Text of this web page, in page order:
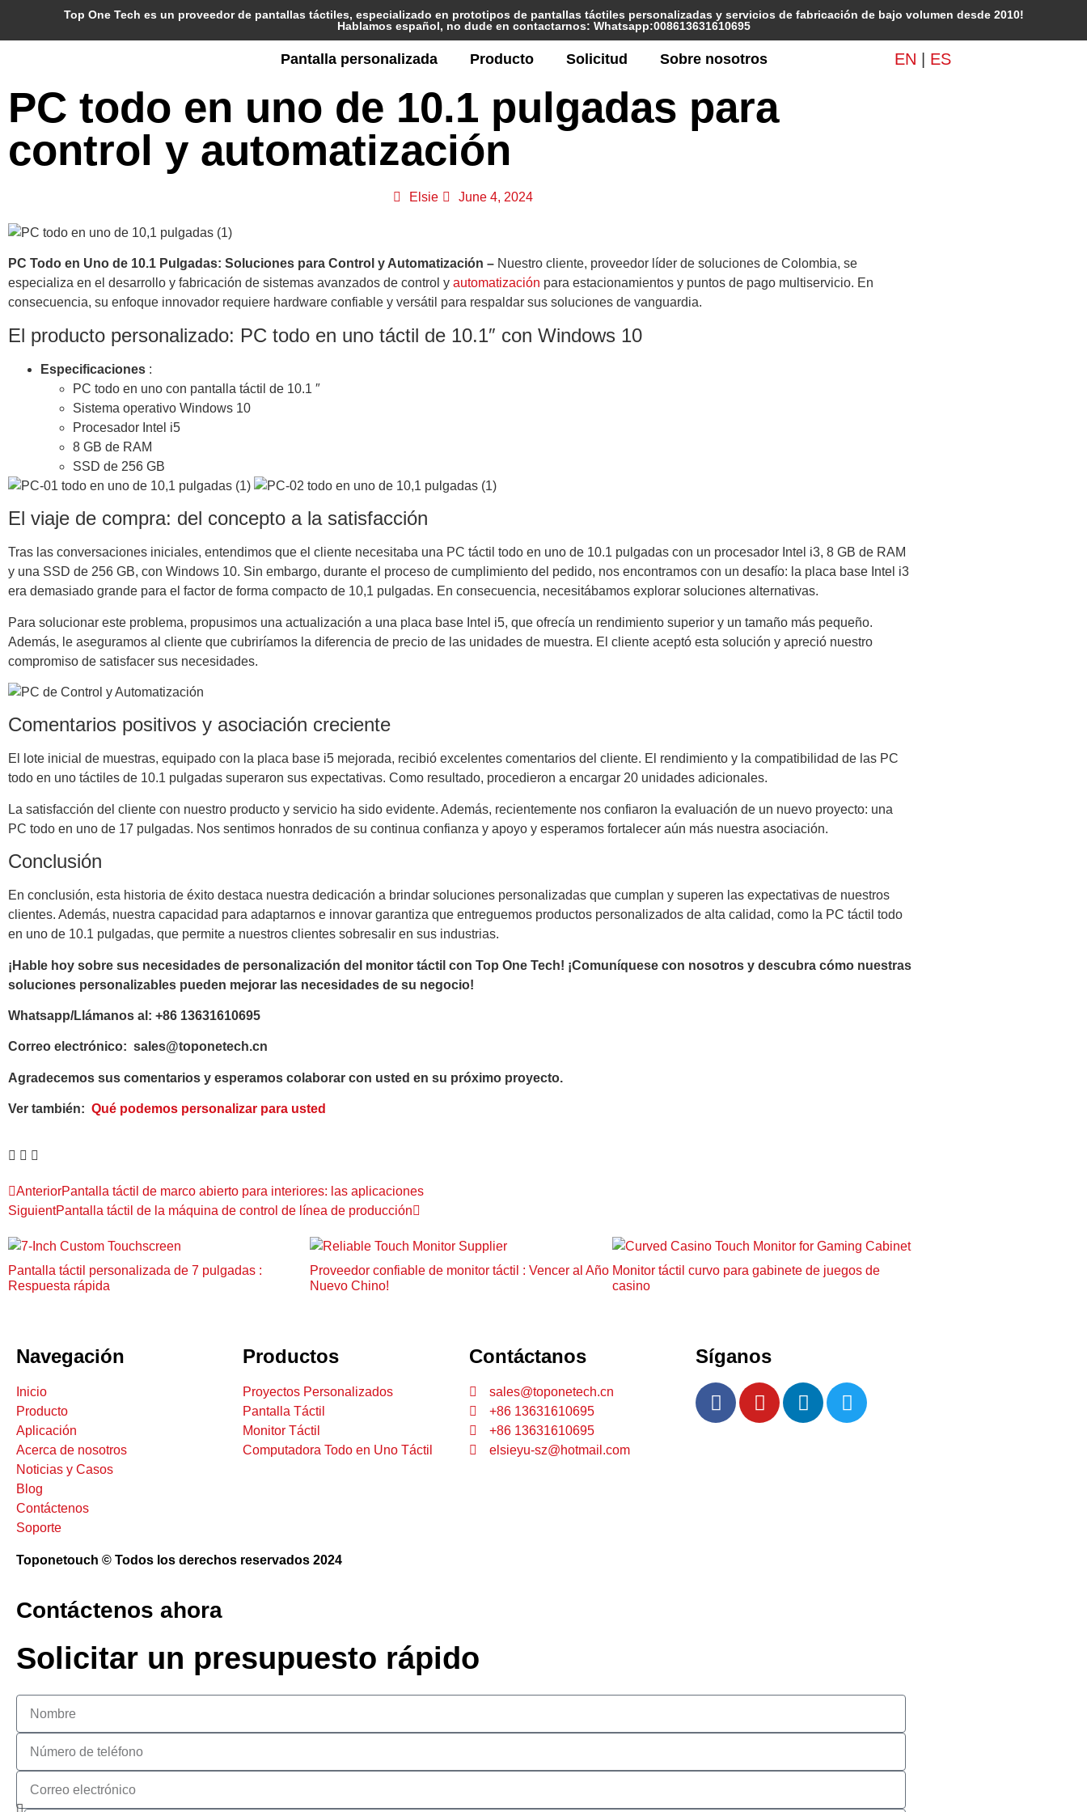
Top One Tech es un proveedor de pantallas táctiles, especializado en prototipos de pantallas táctiles personalizadas y servicios de fabricación de bajo volumen desde 2010!
Hablamos español, no dude en contactarnos: Whatsapp:008613631610695
Pantalla personalizada Producto Solicitud Sobre nosotros EN ES
PC todo en uno de 10.1 pulgadas para
control y automatización
Elsie June 4, 2024
PC Todo en Uno de 10.1 Pulgadas: Soluciones para Control y Automatización – Nuestro cliente, proveedor líder de soluciones de Colombia, se
especializa en el desarrollo y fabricación de sistemas avanzados de control y automatización para estacionamientos y puntos de pago multiservicio. En
consecuencia, su enfoque innovador requiere hardware confiable y versátil para respaldar sus soluciones de vanguardia.
El producto personalizado: PC todo en uno táctil de 10.1″ con Windows 10
Especificaciones :
PC todo en uno con pantalla táctil de 10.1 ″
Sistema operativo Windows 10
Procesador Intel i5
8 GB de RAM
SSD de 256 GB
El viaje de compra: del concepto a la satisfacción
Tras las conversaciones iniciales, entendimos que el cliente necesitaba una PC táctil todo en uno de 10.1 pulgadas con un procesador Intel i3, 8 GB de RAM
y una SSD de 256 GB, con Windows 10. Sin embargo, durante el proceso de cumplimiento del pedido, nos encontramos con un desafío: la placa base Intel i3
era demasiado grande para el factor de forma compacto de 10,1 pulgadas. En consecuencia, necesitábamos explorar soluciones alternativas.
Para solucionar este problema, propusimos una actualización a una placa base Intel i5, que ofrecía un rendimiento superior y un tamaño más pequeño.
Además, le aseguramos al cliente que cubriríamos la diferencia de precio de las unidades de muestra. El cliente aceptó esta solución y apreció nuestro
compromiso de satisfacer sus necesidades.
Comentarios positivos y asociación creciente
El lote inicial de muestras, equipado con la placa base i5 mejorada, recibió excelentes comentarios del cliente. El rendimiento y la compatibilidad de las PC
todo en uno táctiles de 10.1 pulgadas superaron sus expectativas. Como resultado, procedieron a encargar 20 unidades adicionales.
La satisfacción del cliente con nuestro producto y servicio ha sido evidente. Además, recientemente nos confiaron la evaluación de un nuevo proyecto: una
PC todo en uno de 17 pulgadas. Nos sentimos honrados de su continua confianza y apoyo y esperamos fortalecer aún más nuestra asociación.
Conclusión
En conclusión, esta historia de éxito destaca nuestra dedicación a brindar soluciones personalizadas que cumplan y superen las expectativas de nuestros
clientes. Además, nuestra capacidad para adaptarnos e innovar garantiza que entreguemos productos personalizados de alta calidad, como la PC táctil todo
en uno de 10.1 pulgadas, que permite a nuestros clientes sobresalir en sus industrias.
¡Hable hoy sobre sus necesidades de personalización del monitor táctil con Top One Tech! ¡Comuníquese con nosotros y descubra cómo nuestras
soluciones personalizables pueden mejorar las necesidades de su negocio!
Whatsapp/Llámanos al: +86 13631610695
Correo electrónico: sales@toponetech.cn
Agradecemos sus comentarios y esperamos colaborar con usted en su próximo proyecto.
Ver también: Qué podemos personalizar para usted
AnteriorPantalla táctil de marco abierto para interiores: las aplicaciones
SiguientPantalla táctil de la máquina de control de línea de producción
Pantalla táctil personalizada de 7 pulgadas :
Respuesta rápida
Proveedor confiable de monitor táctil : Vencer al Año
Nuevo Chino!
Monitor táctil curvo para gabinete de juegos de
casino
Navegación
Inicio
Producto
Aplicación
Acerca de nosotros
Noticias y Casos
Blog
Contáctenos
Soporte
Productos
Proyectos Personalizados
Pantalla Táctil
Monitor Táctil
Computadora Todo en Uno Táctil
Contáctanos
sales@toponetech.cn
+86 13631610695
+86 13631610695
elsieyu-sz@hotmail.com
Síganos
Toponetouch © Todos los derechos reservados 2024
Contáctenos ahora
Solicitar un presupuesto rápido